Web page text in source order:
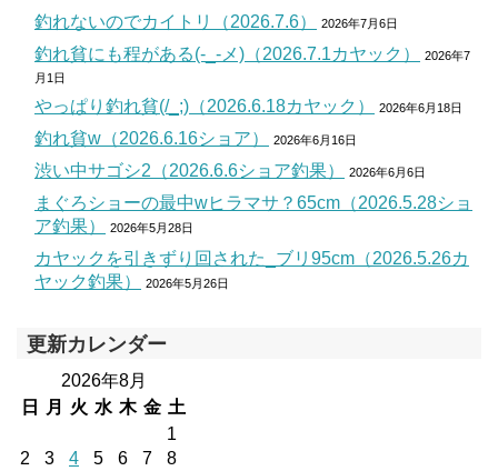
釣れないのでカイトリ（2026.7.6） 2026年7月6日
釣れ貧にも程がある(-_-メ)（2026.7.1カヤック）
2026年7
月1日
やっぱり釣れ貧(/_;)（2026.6.18カヤック） 2026年6月18日
釣れ貧w（2026.6.16ショア） 2026年6月16日
渋い中サゴシ2（2026.6.6ショア釣果） 2026年6月6日
まぐろショーの最中wヒラマサ？65cm（2026.5.28ショ
ア釣果）
2026年5月28日
カヤックを引きずり回された_ブリ95cm（2026.5.26カ
ヤック釣果）
2026年5月26日
更新カレンダー
2026年8月
日
月 火 水 木 金 土
1
2
3 4 5 6 7
8